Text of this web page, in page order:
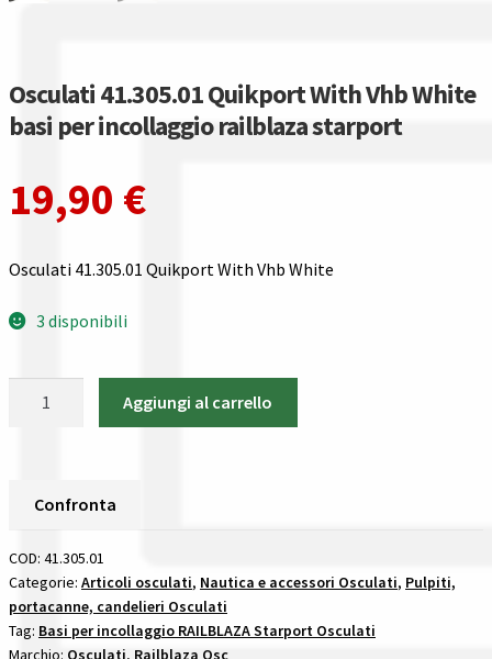
Garanzia del produttore
Confronta
Riepilogo ordine
Spedizioni in europa
Osculati 41.305.01 Quikport With Vhb White
basi per incollaggio railblaza starport
19,90 €
Osculati 41.305.01 Quikport With Vhb White
3 disponibili
Vhb
basi
per
incollaggio
railblaza
Aggiungi al carrello
Confronta
COD: 41.305.01
Categorie: Articoli osculati, Nautica e accessori Osculati, Pulpiti,
portacanne, candelieri Osculati
Tag: Basi per incollaggio RAILBLAZA Starport Osculati
Marchio: Osculati, Railblaza Osc